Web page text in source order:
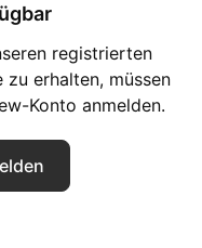
registrierten
erhalten, müssen
Konto anmelden.